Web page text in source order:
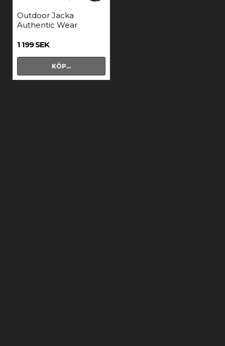
Outdoor Jacka
Authentic Wear
1 199 SEK
KÖP…